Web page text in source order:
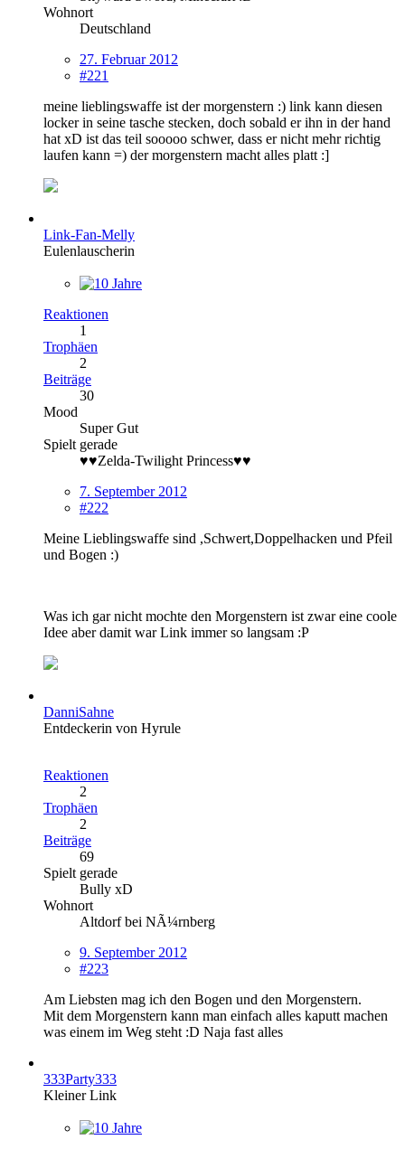
Wohnort
Deutschland
27. Februar 2012
#221
meine lieblingswaffe ist der morgenstern :) link kann diesen
locker in seine tasche stecken, doch sobald er ihn in der hand
hat xD ist das teil sooooo schwer, dass er nicht mehr richtig
laufen kann =) der morgenstern macht alles platt :]
Link-Fan-Melly
Eulenlauscherin
Reaktionen
1
Trophäen
2
Beiträge
30
Mood
Super Gut
Spielt gerade
♥♥Zelda-Twilight Princess♥♥
7. September 2012
#222
Meine Lieblingswaffe sind ,Schwert,Doppelhacken und Pfeil
und Bogen :)
Was ich gar nicht mochte den Morgenstern ist zwar eine coole
Idee aber damit war Link immer so langsam :P
DanniSahne
Entdeckerin von Hyrule
Reaktionen
2
Trophäen
2
Beiträge
69
Spielt gerade
Bully xD
Wohnort
Altdorf bei NÃ¼rnberg
9. September 2012
#223
Am Liebsten mag ich den Bogen und den Morgenstern.
Mit dem Morgenstern kann man einfach alles kaputt machen
was einem im Weg steht :D Naja fast alles
333Party333
Kleiner Link